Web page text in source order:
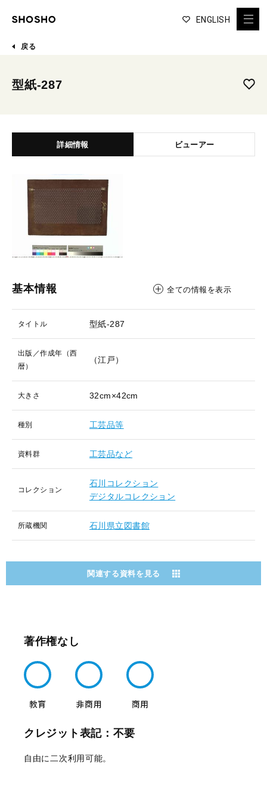
ENGLISH
戻る
型紙-287
詳細情報 ビューアー
基本情報 全ての情報を表示
タイトル 型紙-287
出版／作成年（西
暦）
（江戸）
大きさ 32cm×42cm
種別 工芸品等
資料群 工芸品など
コレクション
石川コレクション
デジタルコレクション
所蔵機関 石川県立図書館
関連する資料を見る
著作権なし
クレジット表記：不要
自由に二次利用可能。